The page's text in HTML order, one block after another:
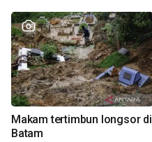
Makam tertimbun longsor di
Batam